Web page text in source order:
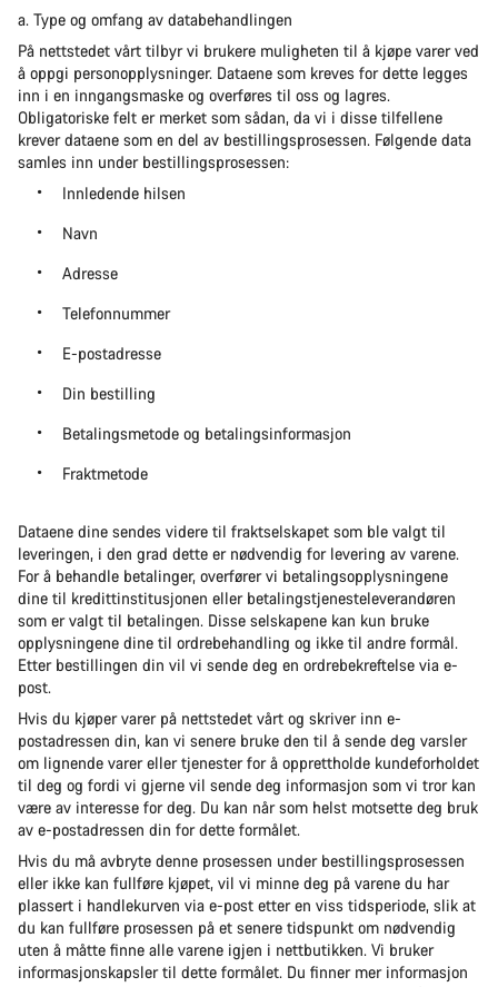
a. Type og omfang av databehandlingen
På nettstedet vårt tilbyr vi brukere muligheten til å kjøpe varer ved
å oppgi personopplysninger. Dataene som kreves for dette legges
inn i en inngangsmaske og overføres til oss og lagres.
Obligatoriske felt er merket som sådan, da vi i disse tilfellene
krever dataene som en del av bestillingsprosessen. Følgende data
samles inn under bestillingsprosessen:
Innledende hilsen
Navn
Adresse
Telefonnummer
E-postadresse
Din bestilling
Betalingsmetode og betalingsinformasjon
Fraktmetode
Dataene dine sendes videre til fraktselskapet som ble valgt til
leveringen, i den grad dette er nødvendig for levering av varene.
For å behandle betalinger, overfører vi betalingsopplysningene
dine til kredittinstitusjonen eller betalingstjenesteleverandøren
som er valgt til betalingen. Disse selskapene kan kun bruke
opplysningene dine til ordrebehandling og ikke til andre formål.
Etter bestillingen din vil vi sende deg en ordrebekreftelse via e-
post.
Hvis du kjøper varer på nettstedet vårt og skriver inn e-
postadressen din, kan vi senere bruke den til å sende deg varsler
om lignende varer eller tjenester for å opprettholde kundeforholdet
til deg og fordi vi gjerne vil sende deg informasjon som vi tror kan
være av interesse for deg. Du kan når som helst motsette deg bruk
av e-postadressen din for dette formålet.
Hvis du må avbryte denne prosessen under bestillingsprosessen
eller ikke kan fullføre kjøpet, vil vi minne deg på varene du har
plassert i handlekurven via e-post etter en viss tidsperiode, slik at
du kan fullføre prosessen på et senere tidspunkt om nødvendig
uten å måtte finne alle varene igjen i nettbutikken. Vi bruker
informasjonskapsler til dette formålet. Du finner mer informasjon